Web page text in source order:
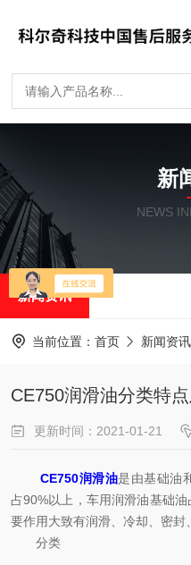
新
NEWS
新闻资讯
当前位置： 首页 新闻资讯
CE750润滑油分类特
更新时间：2021-01-21
CE750润滑油是由基础油
占90%以上，车用润滑油基础
要作用大致有润滑、冷却、密封
分类